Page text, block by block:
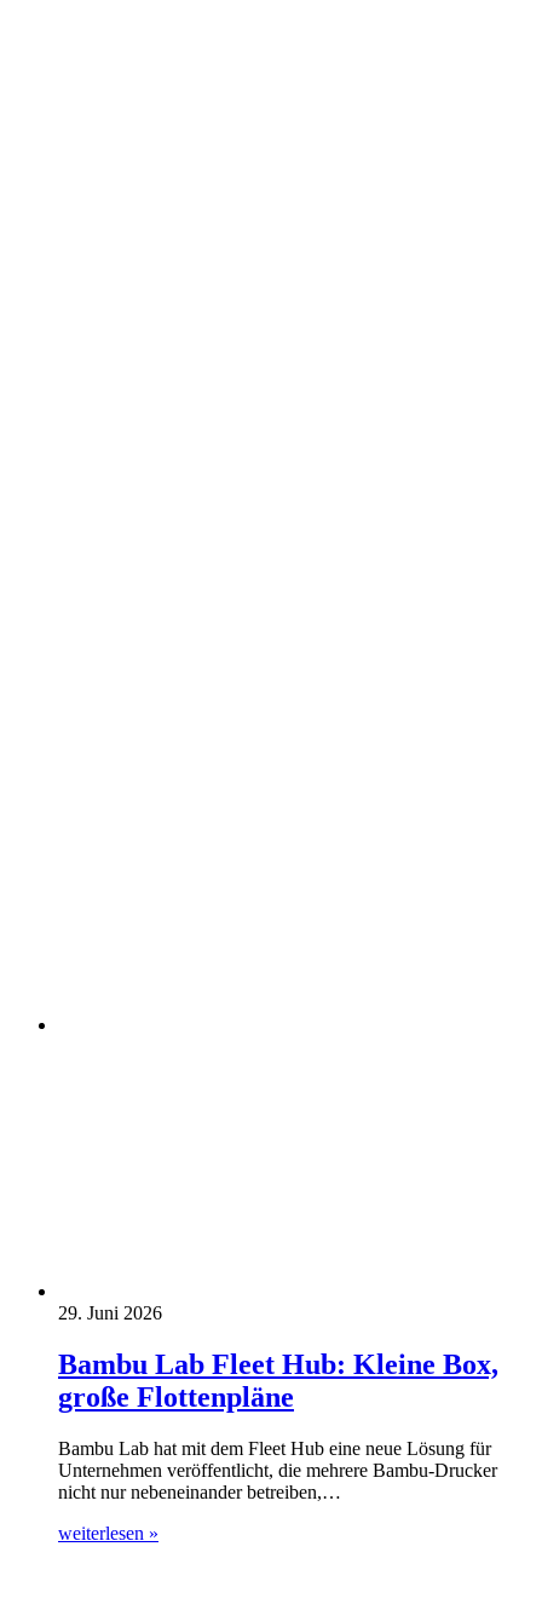
29. Juni 2026
Bambu Lab Fleet Hub: Kleine Box,
große Flottenpläne
Bambu Lab hat mit dem Fleet Hub eine neue Lösung für
Unternehmen veröffentlicht, die mehrere Bambu-Drucker
nicht nur nebeneinander betreiben,…
weiterlesen »